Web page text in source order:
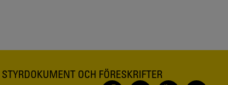
STYRDOKUMENT OCH FÖRESKRIFTER